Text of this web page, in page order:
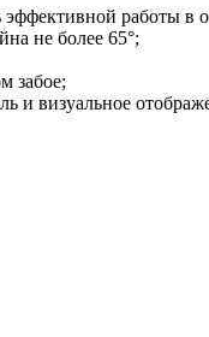
работы в
не более 65°;
забое;
и визуальное